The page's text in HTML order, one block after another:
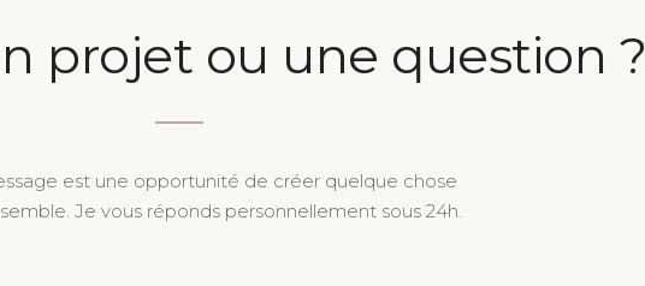
projet ou une question ?
est une opportunité de créer quelque chose
Je vous réponds personnellement sous 24h.